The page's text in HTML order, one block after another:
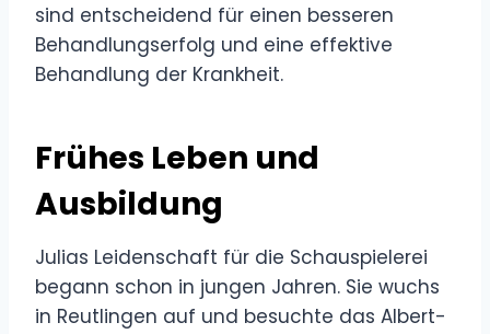
sind entscheidend für einen besseren
Behandlungserfolg und eine effektive
Behandlung der Krankheit.
Frühes Leben und
Ausbildung
Julias Leidenschaft für die Schauspielerei
begann schon in jungen Jahren. Sie wuchs
in Reutlingen auf und besuchte das Albert-